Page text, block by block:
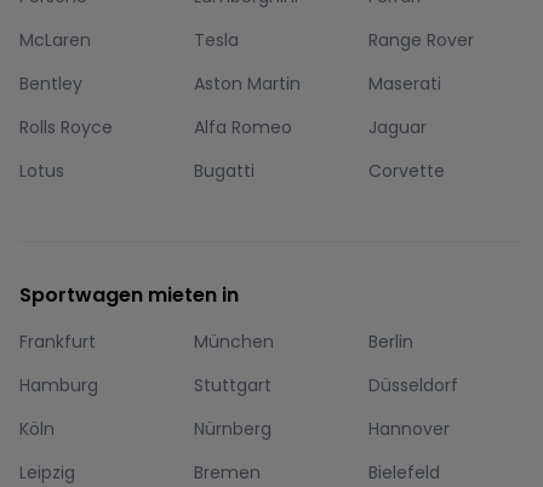
McLaren
Tesla
Range Rover
Bentley
Aston Martin
Maserati
Rolls Royce
Alfa Romeo
Jaguar
Lotus
Bugatti Corvette
Sportwagen mieten in
Frankfurt München
Berlin
Hamburg
Stuttgart
Düsseldorf
Köln
Nürnberg
Hannover
Leipzig
Bremen
Bielefeld